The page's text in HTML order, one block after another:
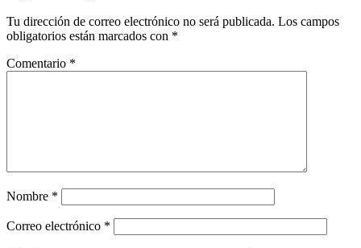
Tu dirección de correo electrónico no será publicada. Los campos
obligatorios están marcados con *
Comentario *
Nombre *
Correo electrónico *